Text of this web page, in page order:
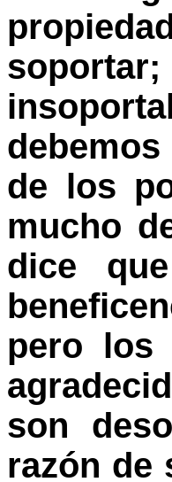
de los
mucho
dice
pero los
son
razón de